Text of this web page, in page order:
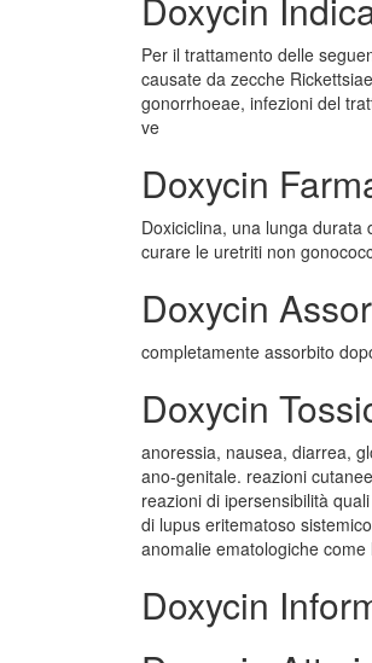
Per il trattamento delle
causate da zecche
gonorrhoeae, infezioni del
ve
Doxycin
Doxiciclina, una lunga
curare le uretriti non
Doxycin
completamente assorbito
Doxycin
anoressia, nausea, diarrea,
ano-genitale. reazioni
reazioni di ipersensibilità
di lupus eritematoso
anomalie ematologiche
Doxycin